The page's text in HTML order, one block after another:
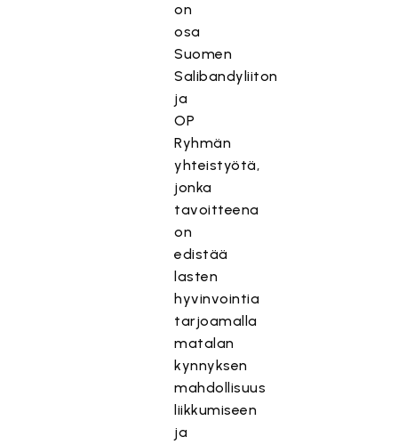
on
osa
Suomen
Salibandyliiton
ja
OP
Ryhmän
yhteistyötä,
jonka
tavoitteena
on
edistää
lasten
hyvinvointia
tarjoamalla
matalan
kynnyksen
mahdollisuus
liikkumiseen
ja